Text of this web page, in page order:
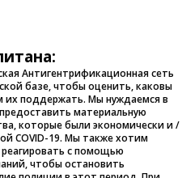
Антигентрификационная сеть
базе, чтобы оценить, каковы
поддержать. Мы нуждаемся в
материальную
которые были экономически и /
COVID-19. Мы также хотим
с помощью
чтобы остановить